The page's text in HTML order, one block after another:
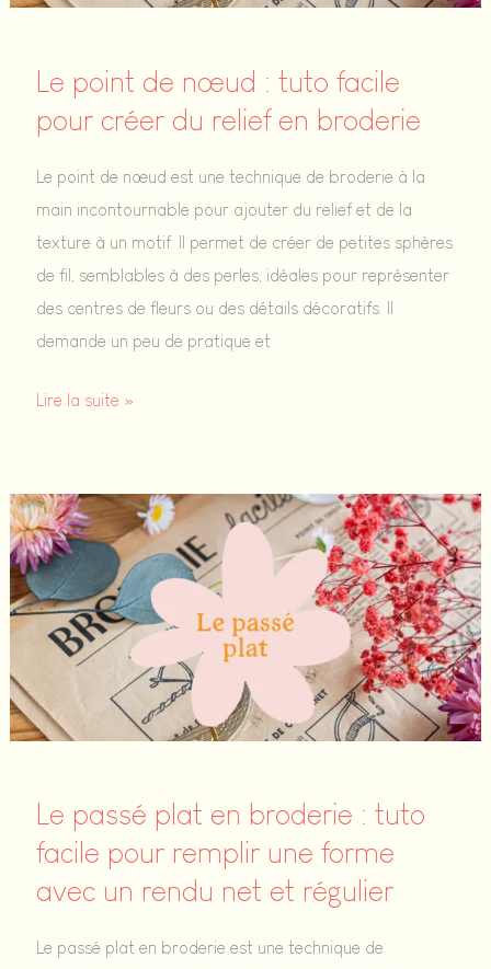
Le point de nœud : tuto facile
pour créer du relief en broderie
Le point de nœud est une technique de broderie à la
main incontournable pour ajouter du relief et de la
texture à un motif. Il permet de créer de petites sphères
de fil, semblables à des perles, idéales pour représenter
des centres de fleurs ou des détails décoratifs. Il
demande un peu de pratique et
Le
nœud
:
tuto
facile
pour
créer
relief
Lire la suite »
Le passé plat en broderie : tuto
facile pour remplir une forme
avec un rendu net et régulier
Le passé plat en broderie est une technique de